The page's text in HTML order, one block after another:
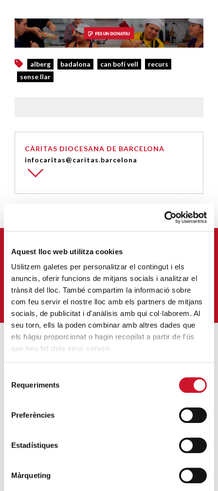
Aquest lloc web utilitza cookies
Utilitzem galetes per personalitzar el contingut i els
anuncis, oferir funcions de mitjans socials i analitzar el
trànsit del lloc. També compartim la informació sobre
com feu servir el nostre lloc amb els partners de mitjans
socials, de publicitat i d'anàlisis amb qui col·laborem. Al
seu torn, ells la poden combinar amb altres dades que
els hàgiu proporcionat o hagin recopilat a partir de l'ús
que heu fet dels seus serveis.
Requeriments
Preferències
Estadístiques
Màrqueting
alberg badalona can bofí vell
recurs
sense llar
CÀRITAS DIOCESANA DE BARCELONA
infocaritas@caritas.barcelona
APUNTA'T AL NOSTRE BUTLLETÍ ELECTRÒNIC
Correu-
E *
M'HI VULL SUBSCRIURE
noves mesures excepcionals generades
SEGUEIX LLEGINT
Descarrega’t el manual de la corona